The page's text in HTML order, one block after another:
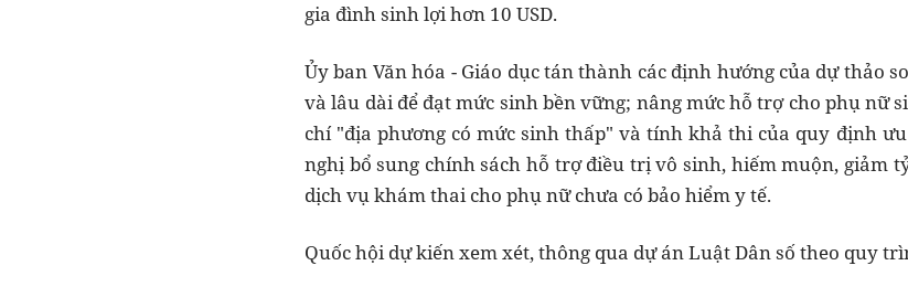
gia đình sinh lợi hơn 10 USD.
Ủy ban Văn hóa - Giáo dục tán thành các định hướng của dự thảo
và lâu dài để đạt mức sinh bền vững; nâng mức hỗ trợ cho phụ nữ
chí "địa phương có mức sinh thấp" và tính khả thi của quy định
nghị bổ sung chính sách hỗ trợ điều trị vô sinh, hiếm muộn, giảm
dịch vụ khám thai cho phụ nữ chưa có bảo hiểm y tế.
Quốc hội dự kiến xem xét, thông qua dự án Luật Dân số theo quy